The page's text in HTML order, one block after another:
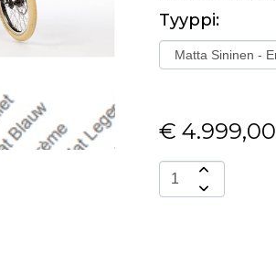
Tyyppi:
€ 4.999,00